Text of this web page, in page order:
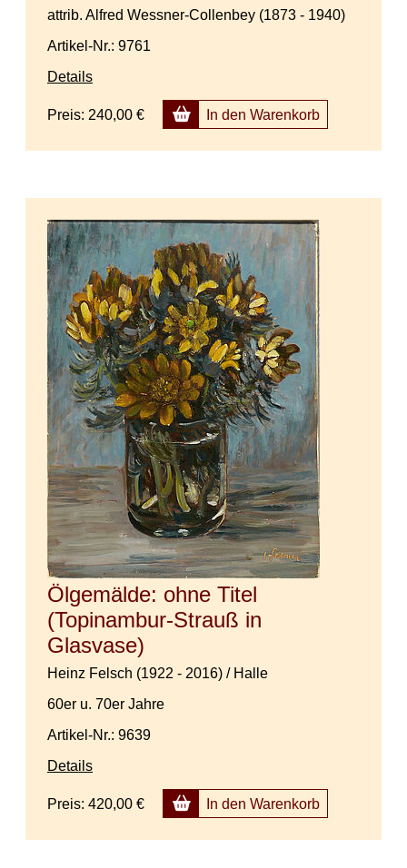
attrib. Alfred Wessner-Collenbey (1873 - 1940)
Artikel-Nr.: 9761
Details
Preis: 240,00 € In den Warenkorb
Ölgemälde: ohne Titel
(Topinambur-Strauß in
Glasvase)
Heinz Felsch (1922 - 2016) / Halle
60er u. 70er Jahre
Artikel-Nr.: 9639
Details
Preis: 420,00 € In den Warenkorb